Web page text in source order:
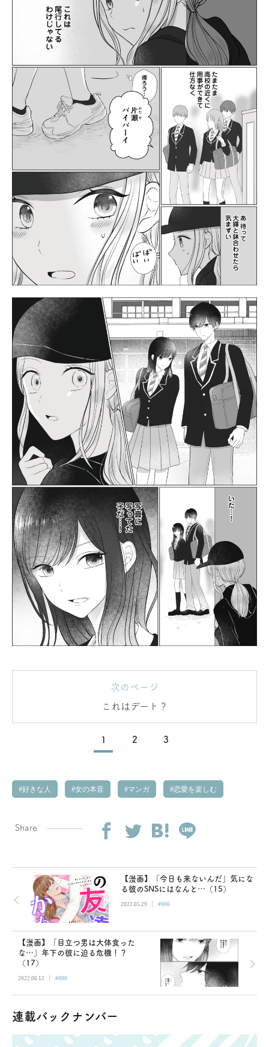
次のページ
これはデート？
1 2 3
好きな人 女の本音 マンガ 恋愛を楽しむ
Share
【漫画】「今日も来ないんだ」気にな
る彼のSNSにはなんと…（15）
2022.05.29 | #006
【漫画】「目立つ男は大体食った
な…」年下の彼に迫る危機！？
（17）
2022.06.12 | #008
連載バックナンバー